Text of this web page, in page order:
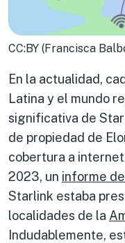
CC:BY (Francisca
En la actualidad,
Latina y el mundo
significativa de
de propiedad de
cobertura a
2023, un informe de
Starlink estaba
localidades de la
Indudablemente,